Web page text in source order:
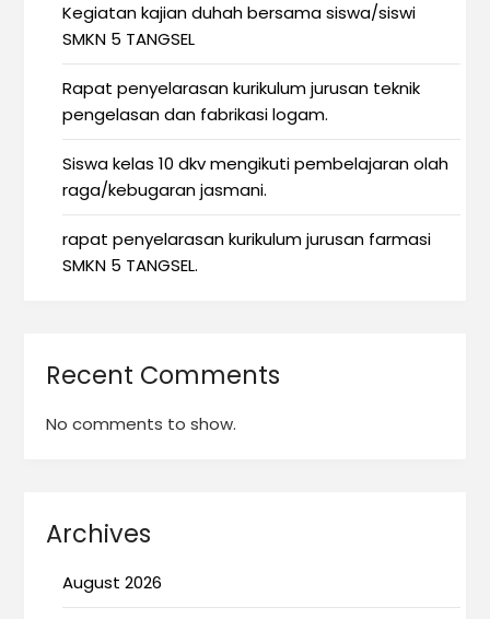
Kegiatan kajian duhah bersama siswa/siswi
SMKN 5 TANGSEL
Rapat penyelarasan kurikulum jurusan teknik
pengelasan dan fabrikasi logam.
Siswa kelas 10 dkv mengikuti pembelajaran olah
raga/kebugaran jasmani.
rapat penyelarasan kurikulum jurusan farmasi
SMKN 5 TANGSEL.
Recent Comments
No comments to show.
Archives
August 2026